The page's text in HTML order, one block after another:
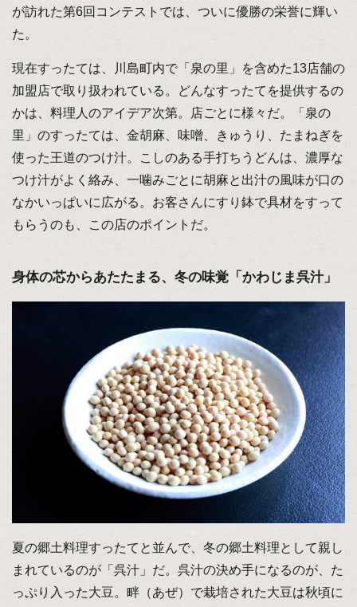
が訪れた第6回コンテストでは、ついに優勝の栄誉に輝い
た。
現在すったては、川島町内で「泉の里」を含めた13店舗の
加盟店で取り扱われている。どんなすったてを提供するの
かは、料理人のアイデア次第。店ごとに様々だ。「泉の
里」のすったては、金胡麻、味噌、きゅうり、たまねぎを
使った王道のつけ汁。こしのある手打ちうどんは、濃厚な
つけ汁がよく絡み、一噛みごとに胡麻と出汁の風味が口の
なかいっぱいに広がる。お客さんにすり鉢で具材をすって
もらうのも、この店のポイントだ。
身体の芯からあたたまる、冬の味覚「かわじま呉汁」
夏の郷土料理すったてと並んで、冬の郷土料理として親し
まれているのが「呉汁」だ。呉汁の決め手になるのが、た
っぷり入った大豆。畔（あぜ）で栽培された大豆は秋頃に